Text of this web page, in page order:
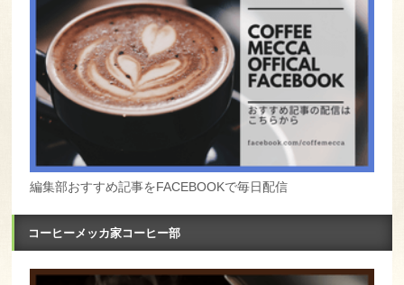
編集部おすすめ記事をFACEBOOKで毎日配信
コーヒーメッカ家コーヒー部